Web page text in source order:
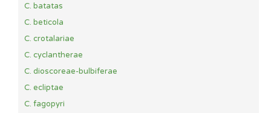
C. batatas
C. beticola
C. crotalariae
C. cyclantherae
C. dioscoreae-bulbiferae
C. ecliptae
C. fagopyri